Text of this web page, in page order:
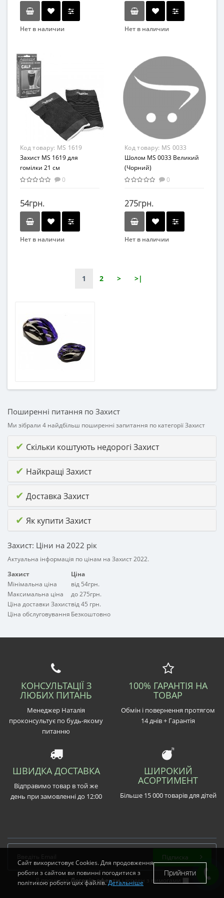
Нет в наличии
Вид
Аксессуары
Возраст
От 3-х лет
Материал
Комбинированный
Нет в наличии
Аксессуары
Возраст
Возрастная группа
От 3 лет
Материал
Комбинированный
Код товару: MS 1619
Захист MS 1619 для
гомілки 21 см
0
54грн.
Нет в наличии
Возрастная группа
От 14 лет
Комбинированный
Код товару: MS 0033
(Black)
Шолом MS 0033 Великий
(Чорний)
0
275грн.
Нет в наличии
1 2 > >|
Поширенні питання по Захист
Ми зібрали 4 найдбільш поширенні запитання по категорії Захист
✔ Скільки коштують недорогі Захист
✔ Найкращі Захист
✔ Доставка Захист
✔ Як купити Захист
Захист: Ціни на 2022 рік
Актуальна інформація по цінам на Захист 2022.
Захист
Ціна
Мінімальна ціна
від 54грн.
Максимальна ціна
до 275грн.
Ціна доставки Захиствід 45 грн.
Ціна обслуговування Безкоштовно
КОНСУЛЬТАЦІЇ З
ЛЮБИХ ПИТАНЬ
Менеджер Наталія
проконсультує по будь-якому
питанню
100% ГАРАНТІЯ НА
ТОВАР
Обмін і повернення протягом
14 днів + Гарантія
ШВИДКА ДОСТАВКА
Відправимо товар в той же
день при замовленні до 12:00
ШИРОКИЙ
АСОРТИМЕНТ
Більше 15 000 товарів для дітей
Я прочитавДоговір офертиі згоден з вимогами
Підписка
Сайт використовує Cookies. Для продовження
роботи з сайтом ви повинні погодитися з
політикою роботи цих файлів.Детальніше
Прийняти